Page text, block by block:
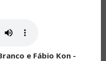
e Fábio Kon -